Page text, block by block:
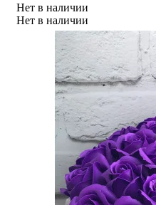
Нет в наличии
Нет в наличии